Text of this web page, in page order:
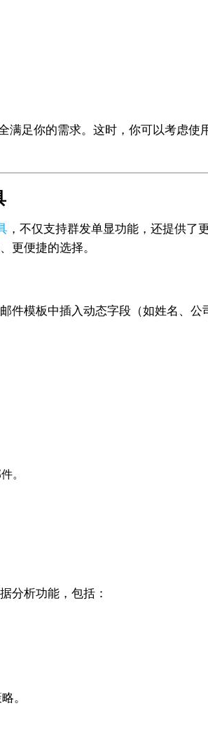
足你的需求。这时，你可以考虑使
，不仅支持群发单显功能，还提供了
更便捷的选择。
模板中插入动态字段（如姓名、
。
分析功能，包括：
。